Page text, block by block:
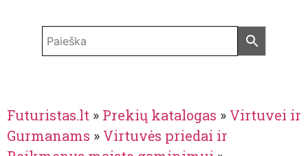
Futuristas.lt » Prekių katalogas » Virtuvei ir
Gurmanams » Virtuvės priedai ir